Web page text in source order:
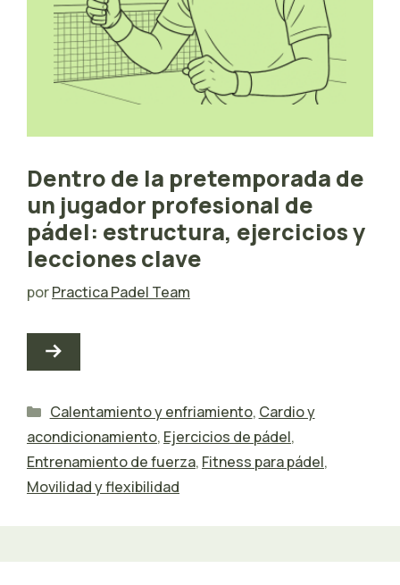
Dentro de la pretemporada de
un jugador profesional de
pádel: estructura, ejercicios y
lecciones clave
porPractica Padel Team
Categorías
Calentamiento y enfriamiento, Cardio y
acondicionamiento, Ejercicios de pádel,
Entrenamiento de fuerza, Fitness para pádel,
Movilidad y flexibilidad